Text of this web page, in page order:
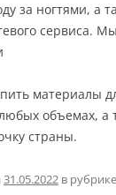
за ногтями, а
сервиса.
материалы
объемах, а
страны.
31.05.2022 в рубрике